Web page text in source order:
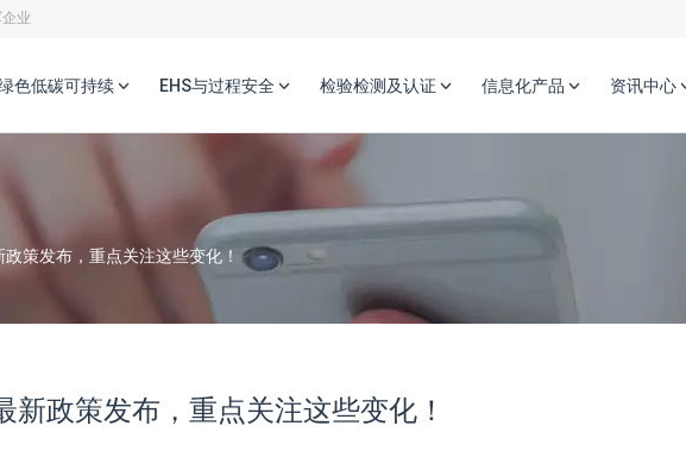
业
色低碳可持续 EHS与过程安全 检验检测及认证 信息化产品 资讯中心
策发布，重点关注这些变化！
政策发布，重点关注这些变化！